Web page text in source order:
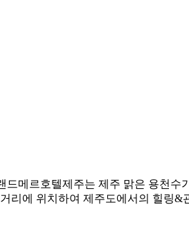
메르호텔제주는 제주 맑은 용천
리에 위치하여 제주도에서의 힐링&